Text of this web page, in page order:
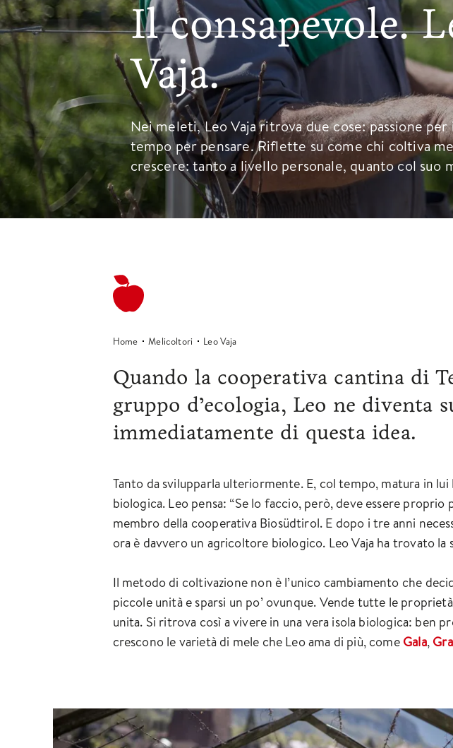
Il consapevole.
Vaja.
Nei meleti, Leo Vaja ritrova due cose: passione
tempo per pensare. Riflette su come chi coltiva
crescere: tanto a livello personale, quanto col suo
Home Melicoltori Leo Vaja
Quando la cooperativa cantina di
gruppo d’ecologia, Leo ne diventa
immediatamente di questa idea.
Tanto da svilupparla ulteriormente. E, col tempo, matura in
biologica. Leo pensa: “Se lo faccio, però, deve essere
membro della cooperativa Biosüdtirol. E dopo i tre anni
ora è davvero un agricoltore biologico. Leo Vaja ha trovato la
Il metodo di coltivazione non è l’unico cambiamento che
piccole unità e sparsi un po’ ovunque. Vende tutte le
unita. Si ritrova così a vivere in una vera isola biologica: ben
crescono le varietà di mele che Leo ama di più, come Gala,